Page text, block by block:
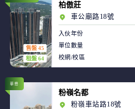
售盤 45
租盤 64
柏傲莊
車公廟路18號
入伙年份
單位數量
校網/校區
華懋
粉嶺名都
粉嶺車站路18號